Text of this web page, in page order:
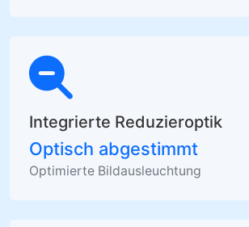
Integrierte Reduzieroptik
Optisch abgestimmt
Optimierte Bildausleuchtung